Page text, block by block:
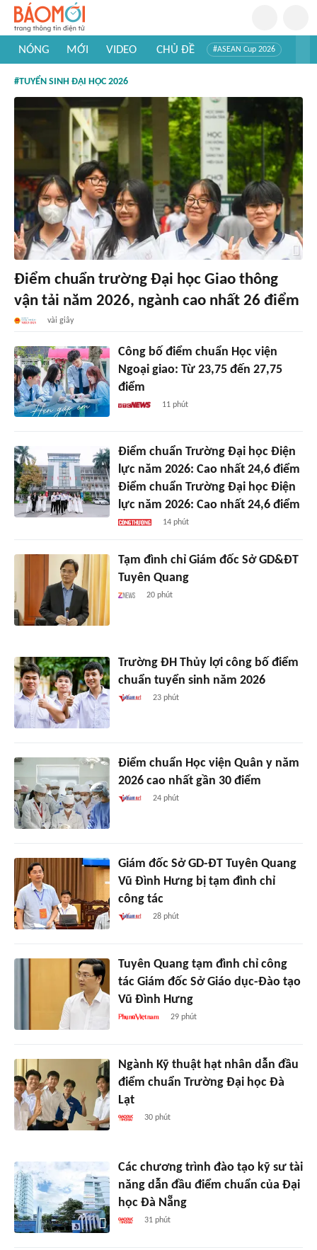
NÓNG MỚI VIDEO CHỦ ĐỀ #ASEAN Cup 2026
#Khám phá thế giới
#TUYỂN SINH ĐẠI HỌC 2026
Điểm chuẩn trường Đại học Giao thông
vận tải năm 2026, ngành cao nhất 26 điểm
vài giây
Công bố điểm chuẩn Học viện
Ngoại giao: Từ 23,75 đến 27,75
điểm
11 phút
Điểm chuẩn Trường Đại học Điện
lực năm 2026: Cao nhất 24,6 điểm
Điểm chuẩn Trường Đại học Điện
lực năm 2026: Cao nhất 24,6 điểm
14 phút
Tạm đình chỉ Giám đốc Sở GD&ĐT
Tuyên Quang
20 phút
Trường ĐH Thủy lợi công bố điểm
chuẩn tuyển sinh năm 2026
23 phút
Điểm chuẩn Học viện Quân y năm
2026 cao nhất gần 30 điểm
24 phút
Giám đốc Sở GD-ĐT Tuyên Quang
Vũ Đình Hưng bị tạm đình chỉ
công tác
28 phút
Tuyên Quang tạm đình chỉ công
tác Giám đốc Sở Giáo dục-Đào tạo
Vũ Đình Hưng
29 phút
Ngành Kỹ thuật hạt nhân dẫn đầu
điểm chuẩn Trường Đại học Đà
Lạt
30 phút
Các chương trình đào tạo kỹ sư tài
năng dẫn đầu điểm chuẩn của Đại
học Đà Nẵng
31 phút